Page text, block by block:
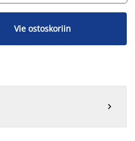
Vie ostoskoriin
